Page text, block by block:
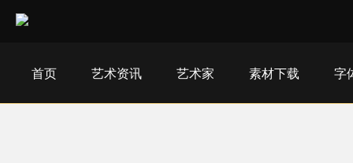
首页 艺术资讯 艺术家 素材下载 字